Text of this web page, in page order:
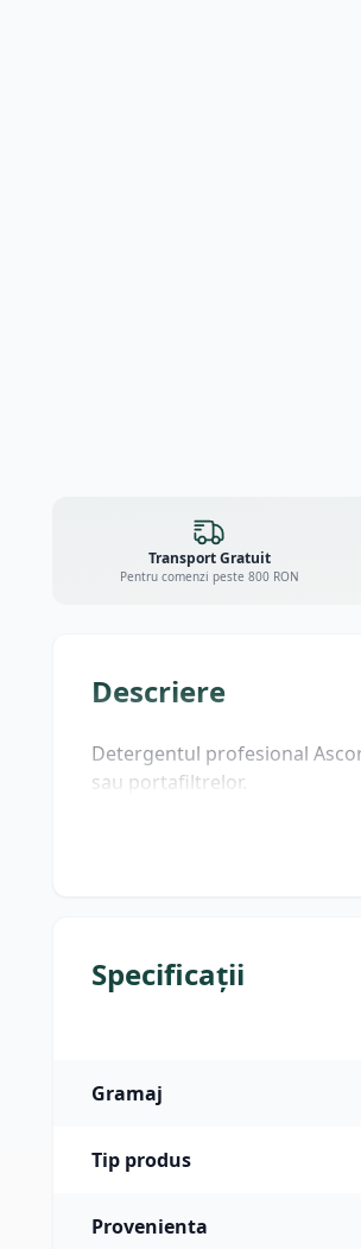
Transport Gratuit
Pentru comenzi peste 800 RON
Descriere
Detergentul profesional
sau portafiltrelor.
Specificații
Gramaj
Tip produs
Provenienta